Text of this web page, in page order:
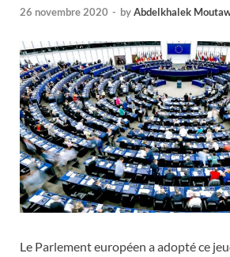
26 novembre 2020 - byAbdelkhalek
Le Parlement européen a adopté ce